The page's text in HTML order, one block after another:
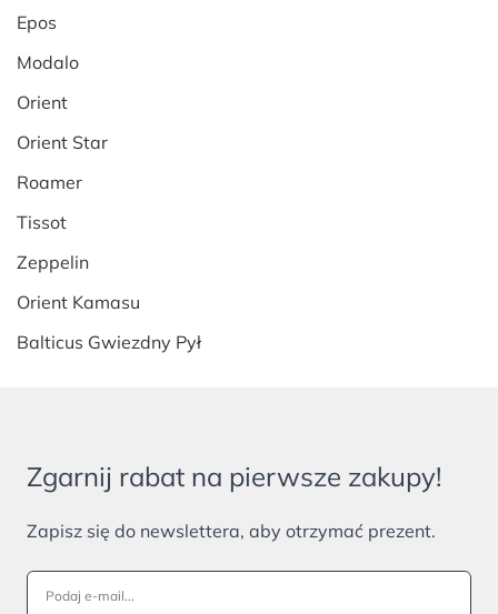
Epos
Modalo
Orient
Orient Star
Roamer
Tissot
Zeppelin
Orient Kamasu
Balticus Gwiezdny Pył
Zgarnij rabat na pierwsze zakupy!
Zapisz się do newslettera, aby otrzymać prezent.